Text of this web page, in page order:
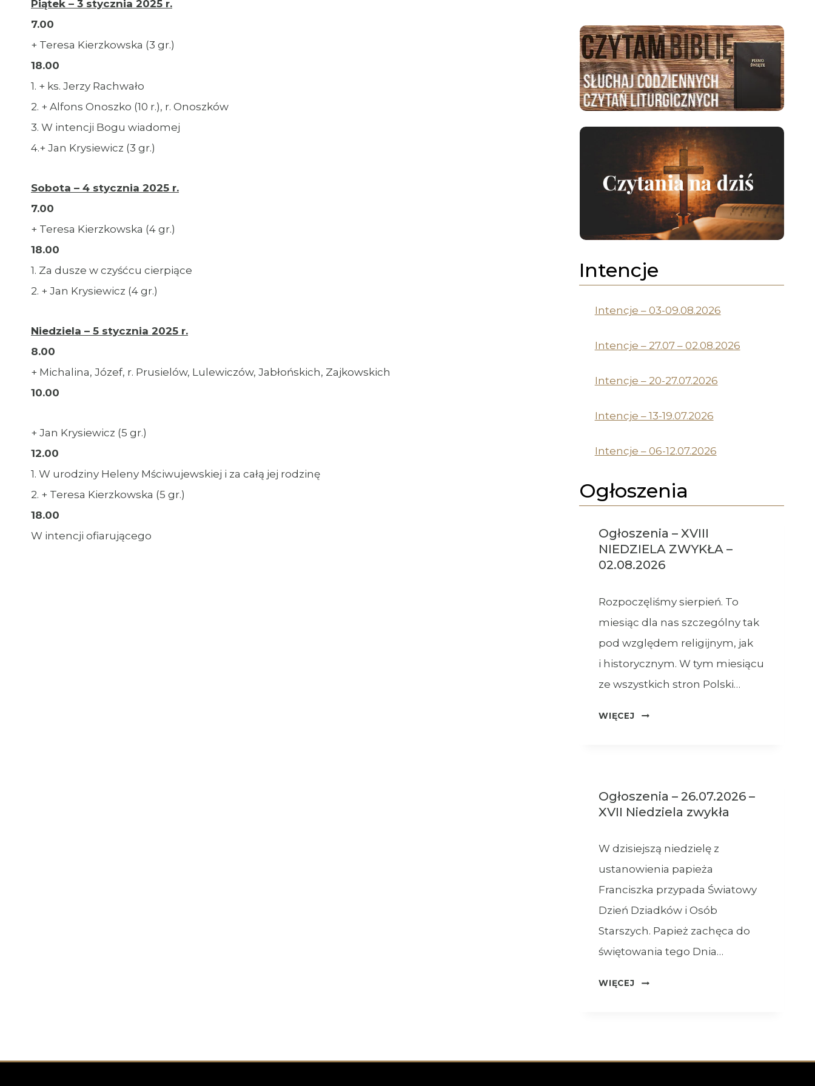
Piątek – 3 stycznia 2025 r.
7.00
+ Teresa Kierzkowska (3 gr.)
18.00
1. + ks. Jerzy Rachwało
2. + Alfons Onoszko (10 r.), r. Onoszków
3. W intencji Bogu wiadomej
4.+ Jan Krysiewicz (3 gr.)
Sobota – 4 stycznia 2025 r.
7.00
+ Teresa Kierzkowska (4 gr.)
18.00
1. Za dusze w czyśćcu cierpiące
2. + Jan Krysiewicz (4 gr.)
Niedziela – 5 stycznia 2025 r.
8.00
+ Michalina, Józef, r. Prusielów, Lulewiczów, Jabłońskich, Zajkowskich
10.00
+ Jan Krysiewicz (5 gr.)
12.00
1. W urodziny Heleny Mściwujewskiej i za całą jej rodzinę
2. + Teresa Kierzkowska (5 gr.)
18.00
W intencji ofiarującego
Intencje
Intencje – 03-09.08.2026
Intencje – 27.07 – 02.08.2026
Intencje – 20-27.07.2026
Intencje – 13-19.07.2026
Intencje – 06-12.07.2026
Ogłoszenia
Ogłoszenia – XVIII
NIEDZIELA ZWYKŁA –
02.08.2026
Rozpoczęliśmy sierpień. To
miesiąc dla nas szczególny tak
pod względem religijnym, jak
i historycznym. W tym miesiącu
ze wszystkich stron Polski…
WIĘCEJ
OGŁOSZENIA
–
02.08.2026
Ogłoszenia – 26.07.2026 –
XVII Niedziela zwykła
W dzisiejszą niedzielę z
ustanowienia papieża
Franciszka przypada Światowy
Dzień Dziadków i Osób
Starszych. Papież zachęca do
świętowania tego Dnia…
WIĘCEJ
OGŁOSZENIA
NIEDZIELA